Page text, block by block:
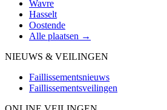
Wavre
Hasselt
Oostende
Alle plaatsen →
NIEUWS & VEILINGEN
Faillissementsnieuws
Faillissementsveilingen